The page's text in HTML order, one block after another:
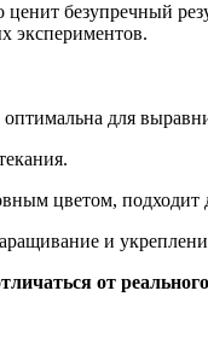
безупречный
экспериментов.
оптимальна для
цветом, подходит
и
от